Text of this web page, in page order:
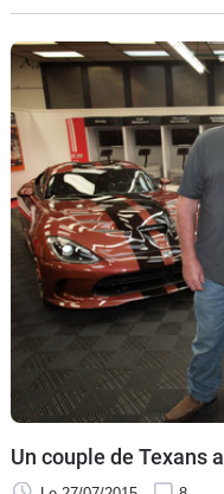
Un couple de Texans